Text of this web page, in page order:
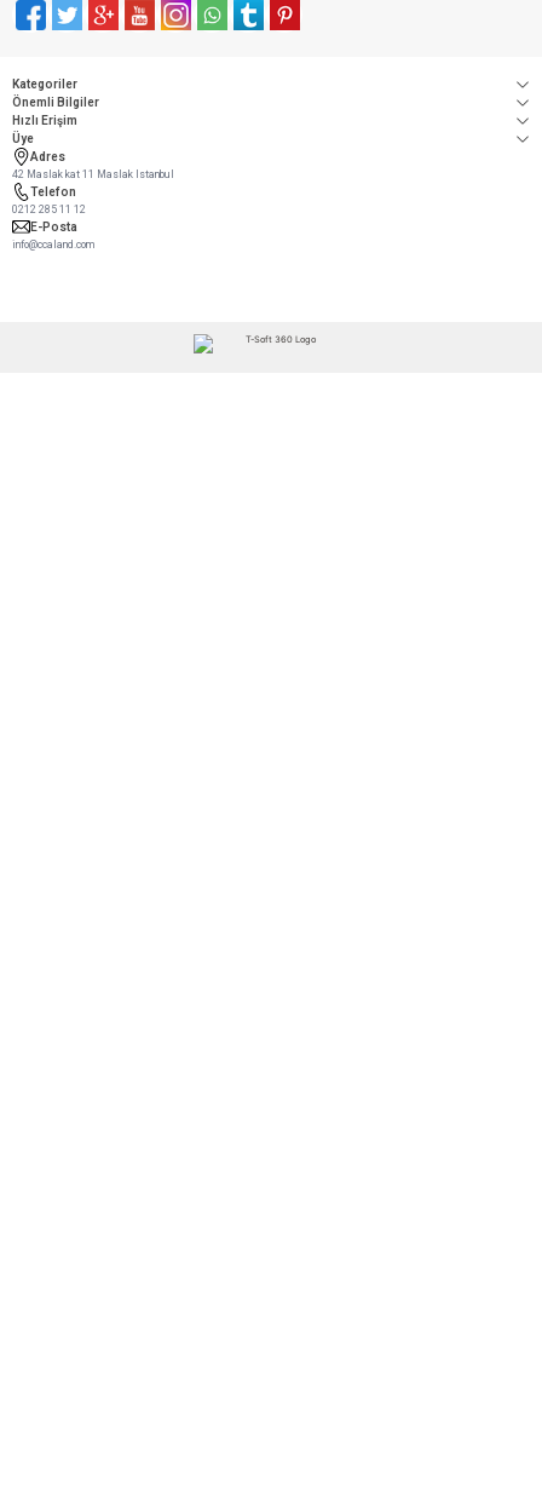
FacebookTwitterGoogle-PlusYoutubeInstagramWhatsAppTumblr Pinterest
Kategoriler
Önemli Bilgiler
Hızlı Erişim
Üye
Adres
42 Maslak kat 11 Maslak Istanbul
Telefon
0212 285 11 12
E-Posta
info@ccaland.com